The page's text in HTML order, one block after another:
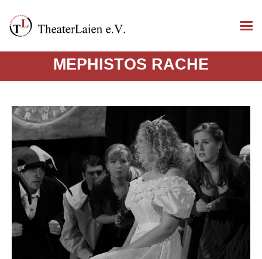
MEPHISTOS RACHE